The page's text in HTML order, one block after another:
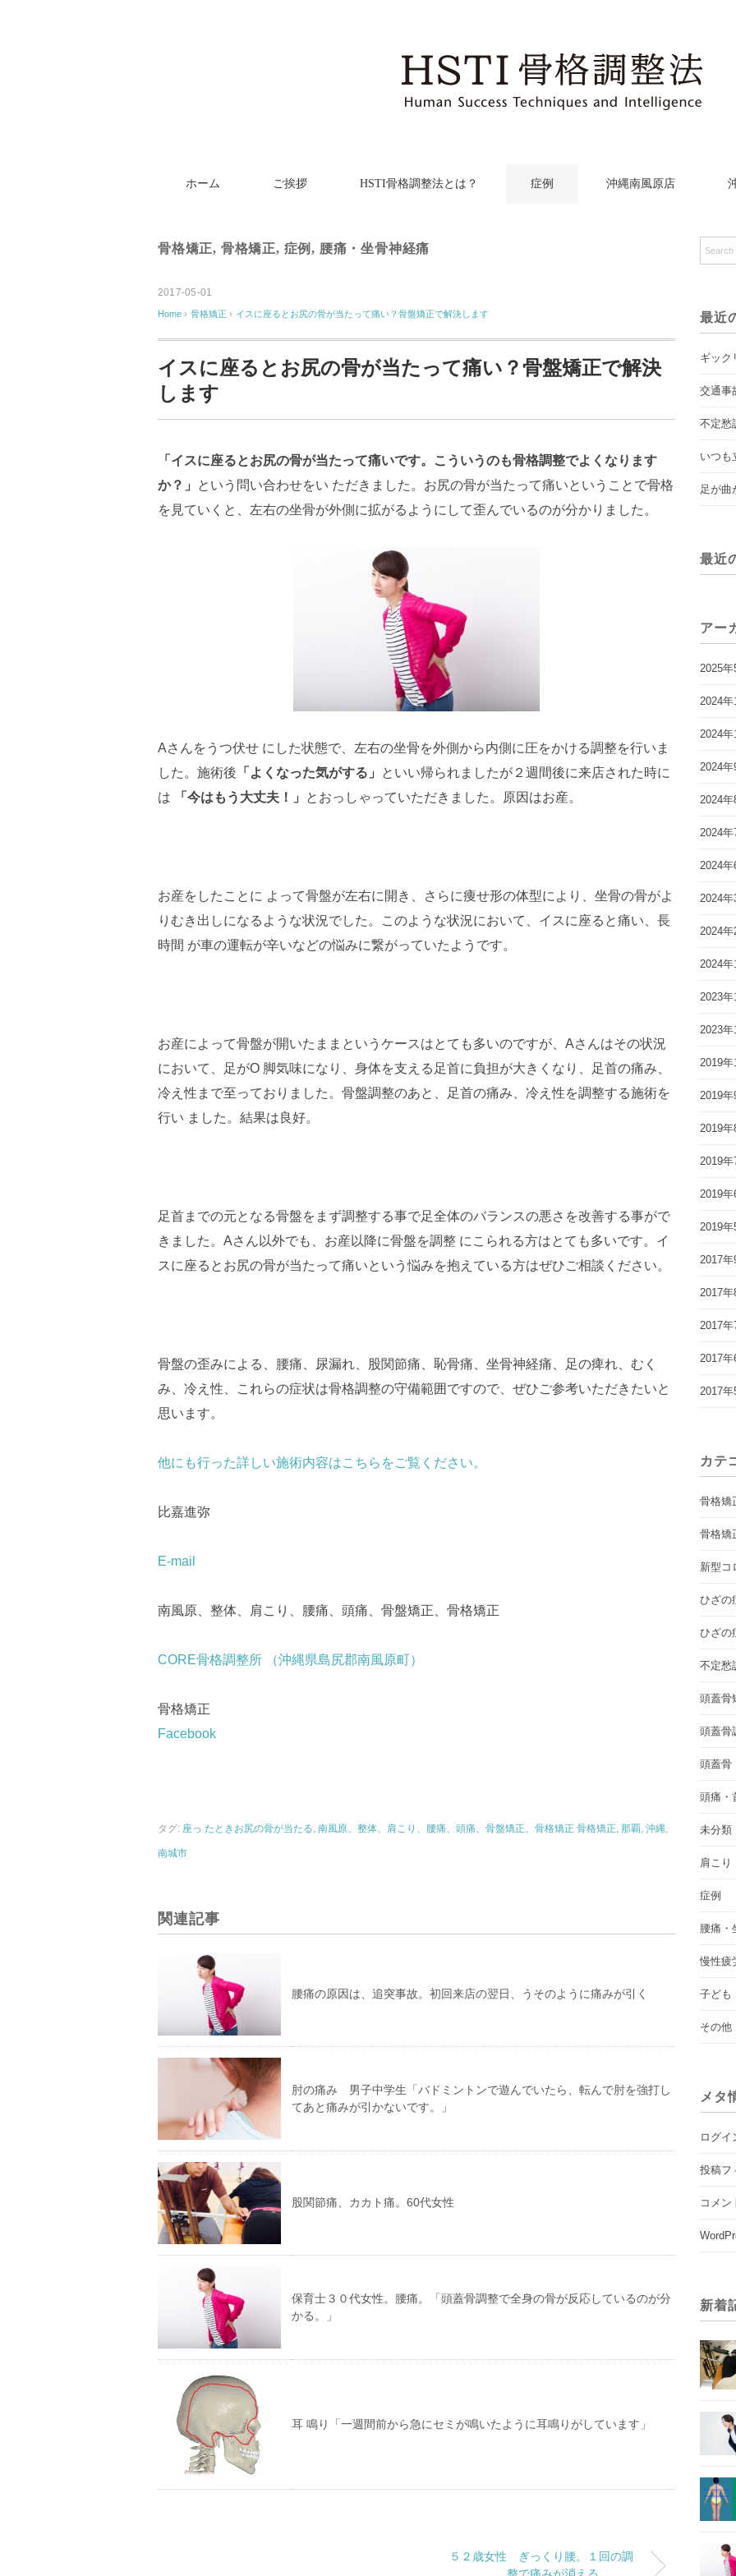
ホーム ご挨拶 HSTI骨格調整法とは？ 症例 沖縄南風原店
骨格矯正, 骨格矯正, 症例, 腰痛・坐骨神経痛
2017-05-01
Home › 骨格矯正 › イスに座るとお尻の骨が当たって痛い？骨盤矯正で解決します
イスに座るとお尻の骨が当たって痛い？骨盤矯正で解決
します
「イスに座るとお尻の骨が当たって痛いです。こういうのも骨格調整でよくなります
か？」
という問い合わせをい ただきました。お尻の骨が当たって痛いということで骨格
を見ていくと、左右の坐骨が外側に拡がるようにして歪んでいるのが分かりました。
Aさんをうつ伏せ にした状態で、左右の坐骨を外側から内側に圧をかける調整を行いま
した。施術後 「よくなった気がする」
といい帰られましたが２週間後に来店された時に
は
「今はもう大丈夫！」 とおっしゃっていただきました。原因はお産。
お産をしたことに よって骨盤が左右に開き、さらに痩せ形の体型により、坐骨の骨がよ
りむき出しになるような状況でした。このような状況において、イスに座ると痛い、長
時間 が車の運転が辛いなどの悩みに繋がっていたようです。
お産によって骨盤が開いたままというケースはとても多いのですが、Aさんはその状況
において、足がO 脚気味になり、身体を支える足首に負担が大きくなり、足首の痛み、
冷え性まで至っておりました。骨盤調整のあと、足首の痛み、冷え性を調整する施術を
行い ました。結果は良好。
足首までの元となる骨盤をまず調整する事で足全体のバランスの悪さを改善する事がで
きました。Aさん以外でも、お産以降に骨盤を調整 にこられる方はとても多いです。イ
スに座るとお尻の骨が当たって痛いという悩みを抱えている方はぜひご相談ください。
骨盤の歪みによる、腰痛、尿漏れ、股関節痛、恥骨痛、坐骨神経痛、足の痺れ、むく
み、冷え性、これらの症状は骨格調整の守備範囲ですので、ぜひご参考いただきたいと
思います。
他にも行った詳しい施術内容はこちらをご覧ください。
比嘉進弥
E-mail
南風原、整体、肩こり、腰痛、頭痛、骨盤矯正、骨格矯正
CORE骨格調整所 （沖縄県島尻郡南風原町）
骨格矯正
Facebook
タグ: 座っ たときお尻の骨が当たる, 南風原、整体、肩こり、腰痛、頭痛、骨盤矯正、骨格矯正 骨格矯正, 那覇, 沖縄,
南城市
関連記事
腰痛の原因は、追突事故。初回来店の翌日、うそのように痛みが引く
肘の痛み 男子中学生「バドミントンで遊んでいたら、転んで肘を強打し
てあと痛みが引かないです。」
股関節痛、カカト痛。60代女性
保育士３０代女性。腰痛。「頭蓋骨調整で全身の骨が反応しているのが分
かる。」
耳 鳴り「一週間前から急にセミが鳴いたように耳鳴りがしています」
５２歳女性 ぎっくり腰。１回の調
最近
ギック
交通事
不定愁
いつも
足が曲
最近
アー
2025年
2024年
2024年
2024年
2024年
2024年
2024年
2024年
2024年
2024年
2023年
2023年
2019年
2019年
2019年
2019年
2019年
2019年
2017年
2017年
2017年
2017年
2017年
カテ
骨格矯
骨格矯
新型コ
ひざの
ひざの
不定愁
頭蓋骨
頭蓋骨
頭蓋骨
頭痛・
未分類
肩こり
症例
腰痛・
慢性疲
子ども
その他
メタ
ログイ
投稿フ
コメン
新着